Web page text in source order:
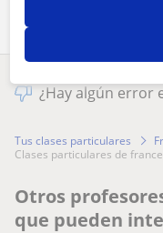
¿Hay algún error
Tus clases particulares
clases particulares de
Otros
que pueden